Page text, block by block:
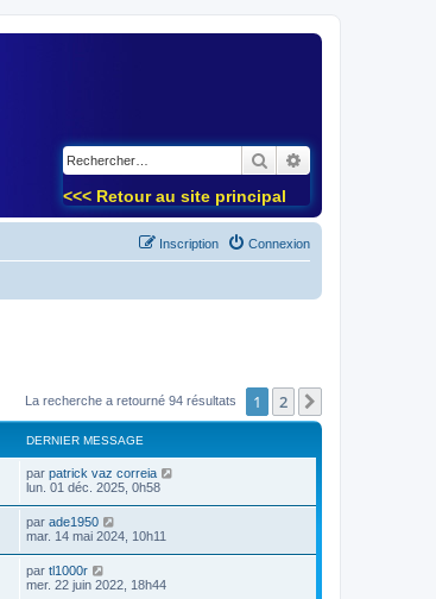
Rechercher
<<< Retour au site principal
Connexion
Inscription
La recherche a retourné 94 résultats 1 2
DERNIER MESSAGE
par patrick vaz correia
lun. 01 déc. 2025, 0h58
par ade1950
mar. 14 mai 2024, 10h11
par tl1000r
mer. 22 juin 2022, 18h44